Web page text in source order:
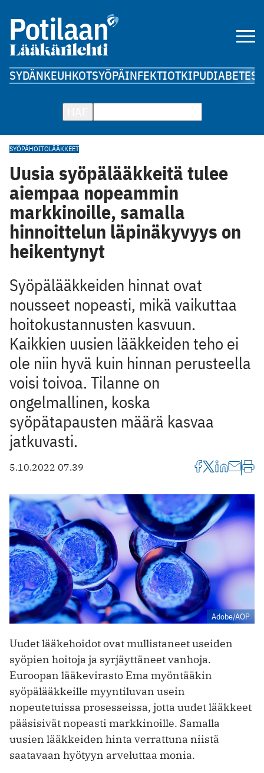
SYDÄNKEUHKOTSYÖPÄINFEKTIOTKIPUDIABETES
SYÖPÄHOITOLÄÄKKEET
Uusia syöpälääkkeitä tulee
aiempaa nopeammin
markkinoille, samalla
hinnoittelun läpinäkyvyys on
heikentynyt
Syöpälääkkeiden hinnat ovat
nousseet nopeasti, mikä vaikuttaa
hoitokustannusten kasvuun.
Kaikkien uusien lääkkeiden teho ei
ole niin hyvä kuin hinnan perusteella
voisi toivoa. Tilanne on
ongelmallinen, koska
syöpätapausten määrä kasvaa
jatkuvasti.
5.10.2022 07.39
Adobe/AOP
Uudet lääkehoidot ovat mullistaneet useiden
syöpien hoitoja ja syrjäyttäneet vanhoja.
Euroopan lääkevirasto Ema myöntääkin
syöpälääkkeille myyntiluvan usein
nopeutetuissa prosesseissa, jotta uudet lääkkeet
pääsisivät nopeasti markkinoille. Samalla
uusien lääkkeiden hinta verrattuna niistä
saatavaan hyötyyn arveluttaa monia.